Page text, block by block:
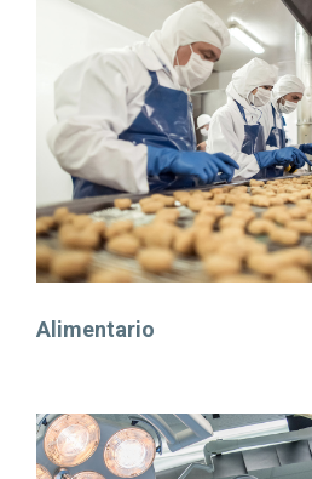
Alimentario